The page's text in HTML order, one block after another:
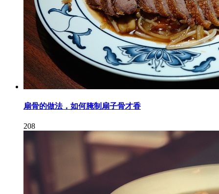
扇骨的做法，如何腌制扇子骨才香
208